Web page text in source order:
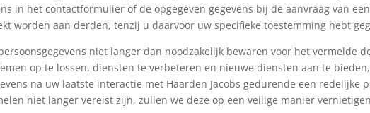
in het contactformulier of de opgegeven gegevens bij de aanvraag van
worden aan derden, tenzij u daarvoor uw specifieke toestemming hebt
niet langer dan noodzakelijk bewaren voor het vermelde
op te lossen, diensten te verbeteren en nieuwe diensten aan te
na uw laatste interactie met Haarden Jacobs gedurende een
niet langer vereist zijn, zullen we deze op een veilige manier